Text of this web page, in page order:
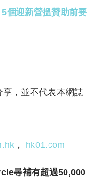
個迎新營搵贊助前要
，並不代表本網誌
， hk01.com
尋補有超過50,000